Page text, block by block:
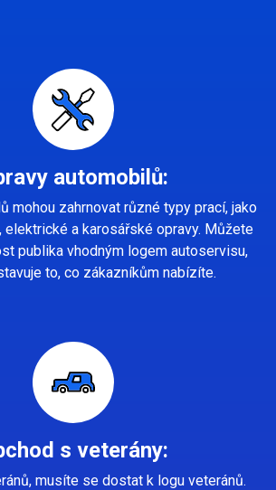
automobilů:
mohou zahrnovat různé typy prací, jako
elektrické a karosářské opravy. Můžete
publika vhodným logem autoservisu,
to, co zákazníkům nabízíte.
s veterány:
musíte se dostat k logu veteránů.